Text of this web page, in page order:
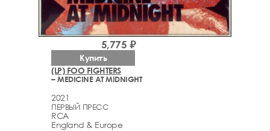
(LP) FOO FIGHTERS
– MEDICINE AT MIDNIGHT
2021
ПЕРВЫЙ ПРЕСС
RCA
England & Europe
5,775 ₽
Купить